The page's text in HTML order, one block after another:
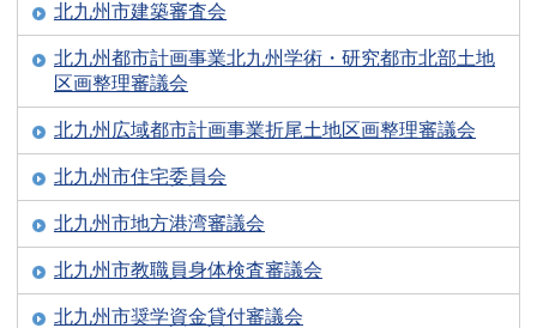
北九州市建築審査会
北九州都市計画事業北九州学術・研究都市北部土地
区画整理審議会
北九州広域都市計画事業折尾土地区画整理審議会
北九州市住宅委員会
北九州市地方港湾審議会
北九州市教職員身体検査審議会
北九州市奨学資金貸付審議会